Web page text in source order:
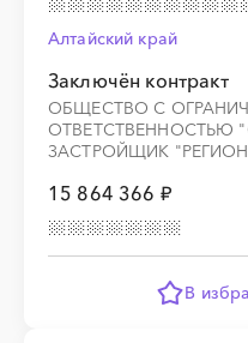
Алтайский край
Заключён контракт
ОБЩЕСТВО С
ОТВЕТСТВЕННОСТЬЮ
ЗАСТРОЙЩИК
15 864 366 ₽
В